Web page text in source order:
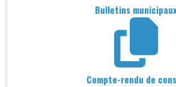
Bulletins
Compte-rendu de